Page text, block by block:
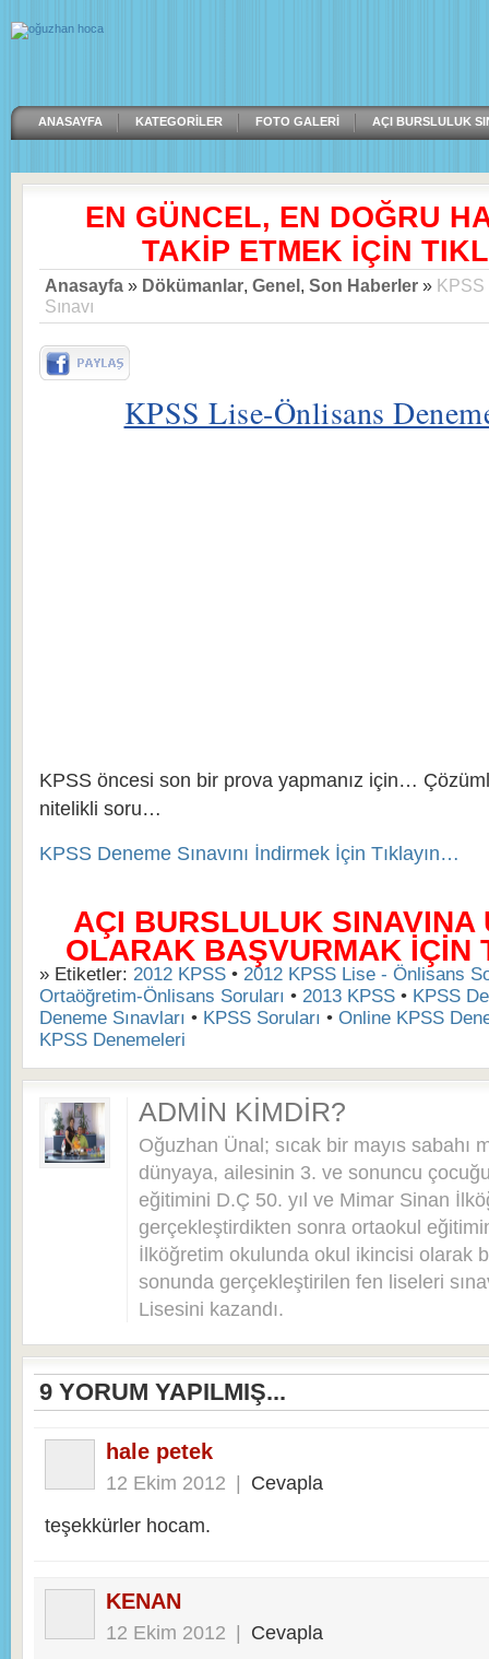
ANASAYFA KATEGORILER FOTO GALERI AÇI BURSLULUK
EN GÜNCEL, EN DOĞRU
TAKİP ETMEK İÇİN
Anasayfa » Dökümanlar, Genel, Son Haberler » KPSS
Sınavı
KPSS Lise-Önlisans
KPSS öncesi son bir prova yapmanız için…
nitelikli soru…
KPSS Deneme Sınavını İndirmek İçin Tıklayın…
AÇI BURSLULUK SINAVINA
OLARAK BAŞVURMAK İÇİN
» Etiketler: 2012 KPSS • 2012 KPSS Lise - Önlisans
Ortaöğretim-Önlisans Soruları • 2013 KPSS • KPSS
Deneme Sınavları • KPSS Soruları • Online KPSS
KPSS Denemeleri
ADMIN KIMDIR?
Oğuzhan Ünal; sıcak bir mayıs sabahı
dünyaya, ailesinin 3. ve sonuncu
eğitimini D.Ç 50. yıl ve Mimar Sinan
gerçekleştirdikten sonra ortaokul
İlköğretim okulunda okul ikincisi olarak
sonunda gerçekleştirilen fen liseleri
Lisesini kazandı.
9 YORUM YAPILMIŞ...
hale petek
12 Ekim 2012 | Cevapla
teşekkürler hocam.
KENAN
12 Ekim 2012 | Cevapla